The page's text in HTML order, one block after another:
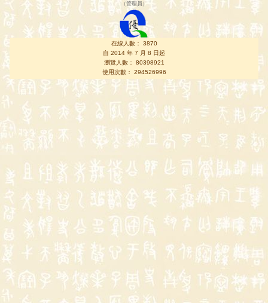
（管理員 ）
在線人數： 3870
自 2014 年 7 月 8 日起
瀏覽人數： 80398921
使用次數： 294526996